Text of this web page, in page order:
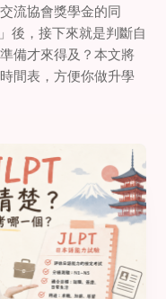
流協會獎學金的同
後，接下來就是判斷自
備才來得及？本文將
間表，方便你做升學